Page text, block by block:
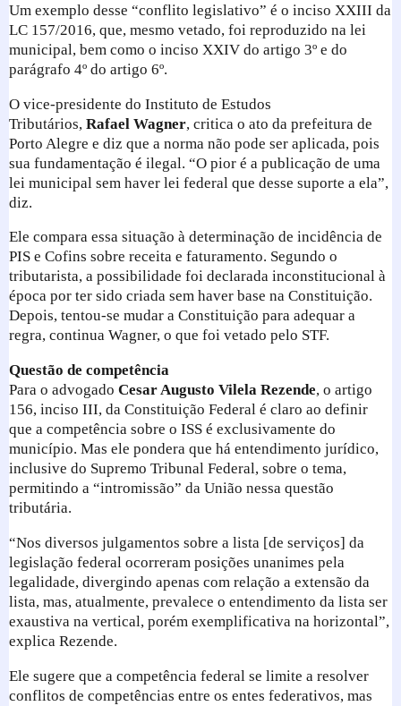
Um exemplo desse “conflito legislativo” é o inciso XXIII da
LC 157/2016, que, mesmo vetado, foi reproduzido na lei
municipal, bem como o inciso XXIV do artigo 3º e do
parágrafo 4º do artigo 6º.
O vice-presidente do Instituto de Estudos
Tributários, Rafael Wagner, critica o ato da prefeitura de
Porto Alegre e diz que a norma não pode ser aplicada, pois
sua fundamentação é ilegal. “O pior é a publicação de uma
lei municipal sem haver lei federal que desse suporte a ela”,
diz.
Ele compara essa situação à determinação de incidência de
PIS e Cofins sobre receita e faturamento. Segundo o
tributarista, a possibilidade foi declarada inconstitucional à
época por ter sido criada sem haver base na Constituição.
Depois, tentou-se mudar a Constituição para adequar a
regra, continua Wagner, o que foi vetado pelo STF.
Questão de competência
Para o advogado Cesar Augusto Vilela Rezende, o artigo
156, inciso III, da Constituição Federal é claro ao definir
que a competência sobre o ISS é exclusivamente do
município. Mas ele pondera que há entendimento jurídico,
inclusive do Supremo Tribunal Federal, sobre o tema,
permitindo a “intromissão” da União nessa questão
tributária.
“Nos diversos julgamentos sobre a lista [de serviços] da
legislação federal ocorreram posições unanimes pela
legalidade, divergindo apenas com relação a extensão da
lista, mas, atualmente, prevalece o entendimento da lista ser
exaustiva na vertical, porém exemplificativa na horizontal”,
explica Rezende.
Ele sugere que a competência federal se limite a resolver
conflitos de competências entre os entes federativos, mas